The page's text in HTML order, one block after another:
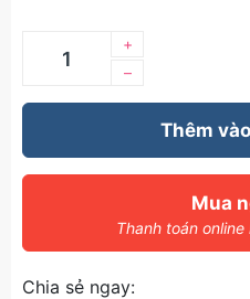
–
+
Thêm
Mua
Thanh toán
Chia sẻ ngay: